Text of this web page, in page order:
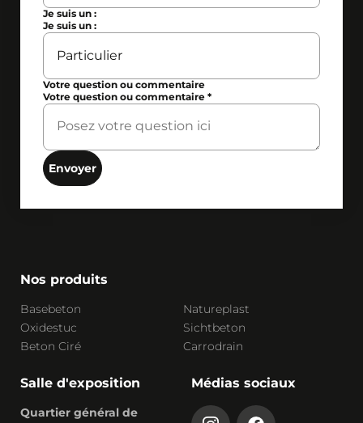
Je suis un :
Je suis un :
Votre question ou commentaire
Votre question ou commentaire*
Envoyer
Nos produits
Basebeton
Natureplast
Oxidestuc
Sichtbeton
Beton Ciré
Carrodrain
Salle d'exposition
Quartier général de
Médias sociaux